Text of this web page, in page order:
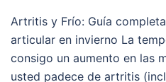
Artritis y Frío: Guía
articular en invierno La
consigo un aumento en las
usted padece de artritis